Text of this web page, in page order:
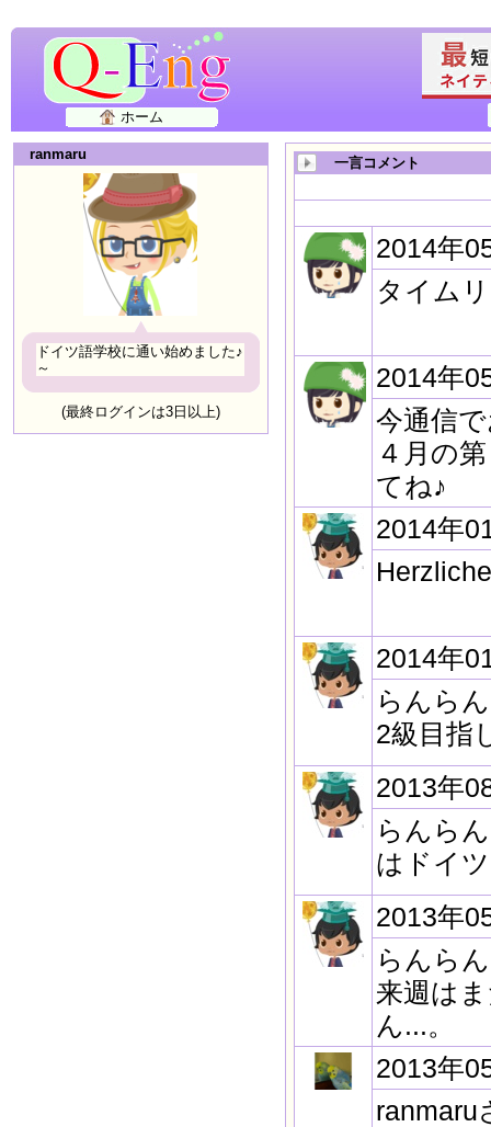
ホーム
ranmaru
ドイツ語学校に通い始めました♪
～
(最終ログインは3日以上)
一言コメント
2014年
タイム
2014年
今通信
４月の
てね♪
2014年
2014年
らんら
2級目指
2013年
らんら
はドイ
2013年
らんら
来週は
ん...。
2013年